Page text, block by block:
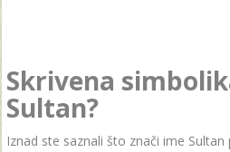
Skrivena
Sultan?
Iznad ste saznali što znači ime